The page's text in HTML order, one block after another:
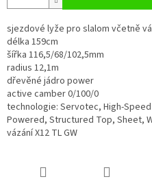
sjezdové lyže pro slalom včetně
délka 159cm
šířka 116,5/68/102,5mm
radius 12,1m
dřevěné jádro power
active camber 0/100/0
technologie: Servotec, High-
Powered, Structured Top, Sheet,
vázání X12 TL GW